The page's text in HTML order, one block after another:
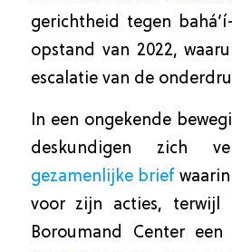
gerichtheid tegen
opstand van 2022,
escalatie van de
In een ongekende
deskundigen zich
gezamenlijke brief
voor zijn acties, terwijl
Boroumand Center een